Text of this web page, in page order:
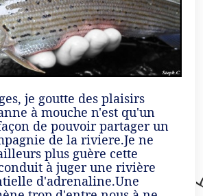
je goutte des plaisirs
à mouche n'est qu'un
de pouvoir partager un
de la riviere.Je ne
plus guère cette
à juger une rivière
d'adrenaline.Une